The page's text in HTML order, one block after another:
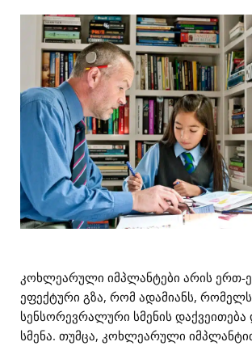
კოხლეარული იმპლანტები არის ერთ-
ეფექტური გზა, რომ ადამიანს,
სენსორევრალური სმენის დაქვეითება
სმენა. თუმცა, კოხლეარული